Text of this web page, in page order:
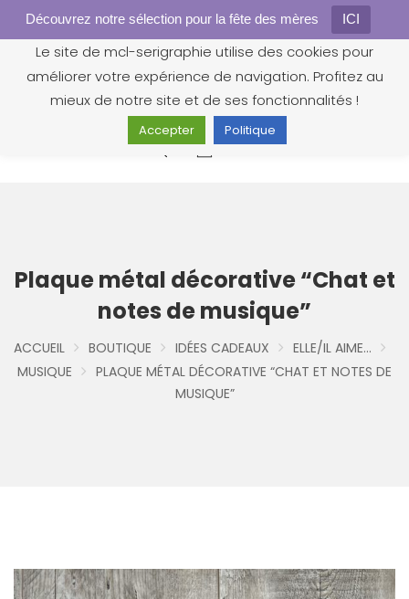
Découvrez notre sélection pour la fête des mères ICI
0
Plaque métal décorative “Chat et
notes de musique”
ACCUEIL BOUTIQUE IDÉES CADEAUX
ELLE/IL AIME...
MUSIQUE
PLAQUE MÉTAL DÉCORATIVE “CHAT ET NOTES DE
MUSIQUE”
Gestion des cookies
Le site de mcl-serigraphie utilise des cookies pour
améliorer votre expérience de navigation. Profitez au
mieux de notre site et de ses fonctionnalités !
Accepter Politique